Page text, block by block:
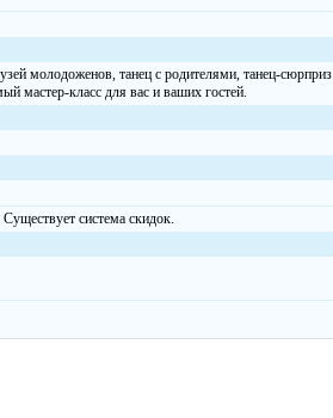
молодоженов, танец с родителями, танец-сюрприз
мастер-класс для вас и ваших гостей.
система скидок.